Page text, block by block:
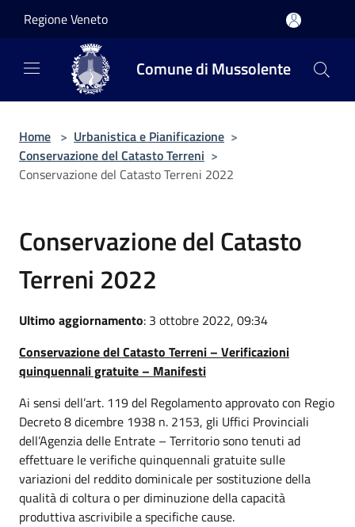
Regione Veneto
Comune di Mussolente
Home > Urbanistica e Pianificazione >
Conservazione del Catasto Terreni >
Conservazione del Catasto Terreni 2022
Conservazione del Catasto
Terreni 2022
Ultimo aggiornamento: 3 ottobre 2022, 09:34
Conservazione del Catasto Terreni – Verificazioni
quinquennali gratuite – Manifesti
Ai sensi dell’art. 119 del Regolamento approvato con Regio
Decreto 8 dicembre 1938 n. 2153, gli Uffici Provinciali
dell’Agenzia delle Entrate – Territorio sono tenuti ad
effettuare le verifiche quinquennali gratuite sulle
variazioni del reddito dominicale per sostituzione della
qualità di coltura o per diminuzione della capacità
produttiva ascrivibile a specifiche cause.